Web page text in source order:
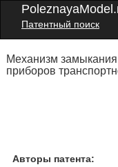
Патентный поиск
Механизм
приборов
Авторы патента: